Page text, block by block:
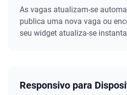
As vagas atualizam-se
publica uma nova vaga ou
seu widget atualiza-se
Responsivo para